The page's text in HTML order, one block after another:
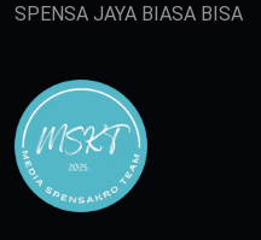
SPENSA JAYA BIASA BISA